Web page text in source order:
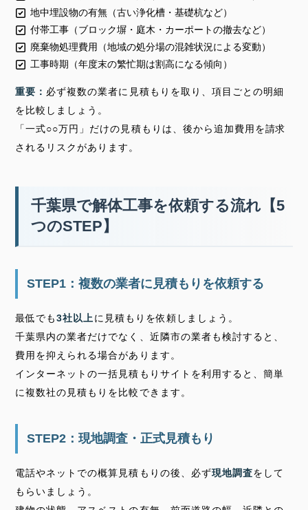
地中埋設物の有無（古い浄化槽・基礎杭など）
付帯工事（ブロック塀・庭木・カーポートの撤去など）
廃棄物処理費用（地域の処分場の混雑状況による変動）
工事時期（年度末の繁忙期は割高になる傾向）
重要： 必ず複数の業者に見積もりを取り、項目ごとの明細
を比較しましょう。
「一式○○万円」だけの見積もりは、後から追加費用を請求
されるリスクがあります。
千葉県で解体工事を依頼する流れ【5
つのSTEP】
STEP1：複数の業者に見積もりを依頼する
最低でも3社以上 に見積もりを依頼しましょう。
千葉県内の業者だけでなく、近隣市の業者も検討すると、
費用を抑えられる場合があります。
インターネットの一括見積もりサイトを利用すると、簡単
に複数社の見積もりを比較できます。
STEP2：現地調査・正式見積もり
電話やネットでの概算見積もりの後、必ず現地調査をして
もらいましょう。